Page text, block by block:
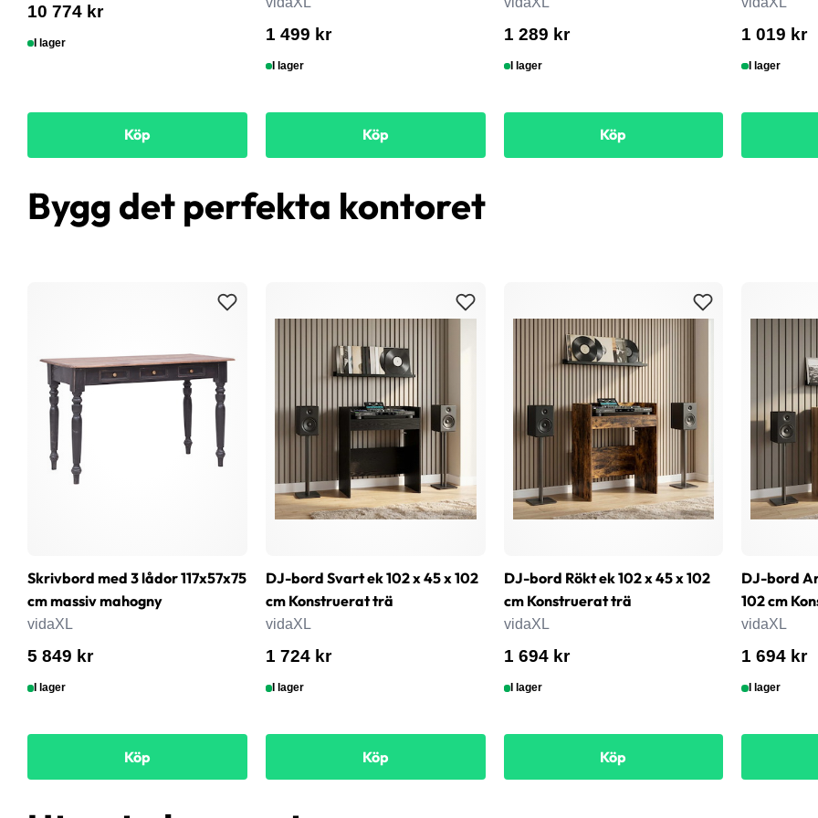
10 774 kr
I lager
Köp
1 499 kr
I lager
Köp
1 289 kr
I lager
Köp
1 019 kr
I lager
Bygg det perfekta kontoret
Skrivbord med 3 lådor 117x57x75
cm massiv mahogny
vidaXL
5 849 kr
I lager
Köp
DJ-bord Svart ek 102 x 45 x 102
cm Konstruerat trä
vidaXL
1 724 kr
I lager
Köp
DJ-bord Rökt ek 102 x 45 x 102
cm Konstruerat trä
vidaXL
1 694 kr
I lager
Köp
DJ-bord
102 cm
vidaXL
1 694 kr
I lager